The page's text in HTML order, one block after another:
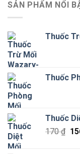
SẢN PHẨM NỔI
Thuốc
Thuốc
Thuốc
170₫